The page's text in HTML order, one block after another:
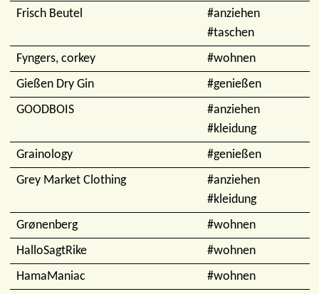
Frisch Beutel
#anziehen
#taschen
Fyngers, corkey
#wohnen
Gießen Dry Gin
#genießen
GOODBOIS
#anziehen
#kleidung
Grainology
#genießen
Grey Market Clothing
#anziehen
#kleidung
Grønenberg
#wohnen
HalloSagtRike
#wohnen
HamaManiac
#wohnen